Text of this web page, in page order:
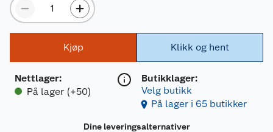
Kjøp
Nettlager:
På lager (+50)
Klikk og hent
Butikklager:
Velg butikk
På lager i 65 butikker
Dine leveringsalternativer